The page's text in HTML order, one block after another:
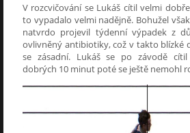
V rozcvičování se Lukáš cítil velmi
to vypadalo velmi nadějně. Bohužel
natvrdo projevil týdenní výpadek z
ovlivněný antibiotiky, což v takto blízké
se zásadní. Lukáš se po závodě
dobrých 10 minut poté se ještě nemohl